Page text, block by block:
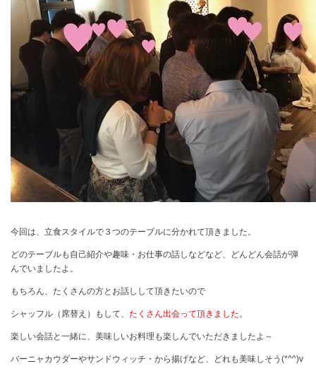
今回は、立食スタイルで３つのテーブルに分かれて頂きました。
どのテーブルも自己紹介や趣味・お仕事の話しなどなど、どんどん会話が弾
んでいましたよ。
もちろん、たくさんの方とお話しして頂きたいので
シャッフル（席替え）もして、 たくさん出会って頂きました。
楽しい会話と一緒に、美味しいお料理も楽しんでいただきましたよ～
バーニャカウダーやサンドウィッチ・から揚げなど、どれも美味しそう (*^^)v